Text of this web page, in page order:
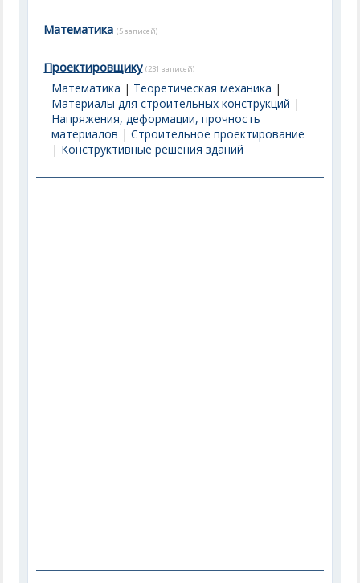
Математика (5 записей)
Проектировщику (231 записей)
Математика | Теоретическая механика |
Материалы для строительных конструкций |
Напряжения, деформации, прочность
материалов |Строительное проектирование
| Конструктивные решения зданий